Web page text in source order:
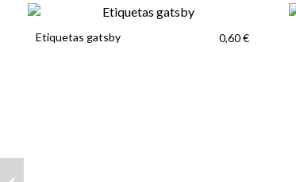
Etiquetas gatsby 0,60 €